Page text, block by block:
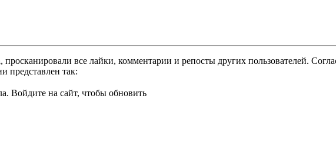
, просканировали все лайки, комментарии и репосты других пользователей.
представлен так:
Войдите на сайт, чтобы обновить